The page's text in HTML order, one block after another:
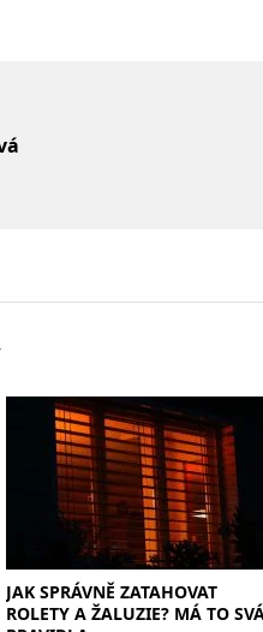
JAK SPRÁVNĚ ZATAHOVAT
ROLETY A ŽALUZIE? MÁ TO